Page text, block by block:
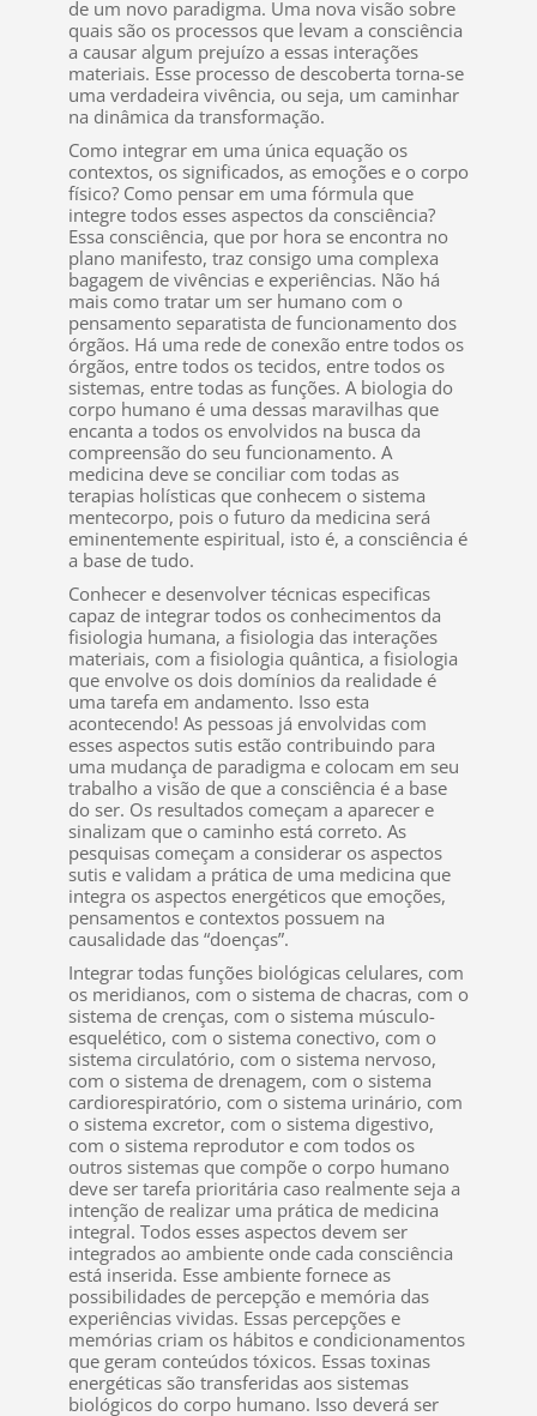
de um novo paradigma. Uma nova visão sobre
quais são os processos que levam a consciência
a causar algum prejuízo a essas interações
materiais. Esse processo de descoberta torna-se
uma verdadeira vivência, ou seja, um caminhar
na dinâmica da transformação.
Como integrar em uma única equação os
contextos, os significados, as emoções e o corpo
físico? Como pensar em uma fórmula que
integre todos esses aspectos da consciência?
Essa consciência, que por hora se encontra no
plano manifesto, traz consigo uma complexa
bagagem de vivências e experiências. Não há
mais como tratar um ser humano com o
pensamento separatista de funcionamento dos
órgãos. Há uma rede de conexão entre todos os
órgãos, entre todos os tecidos, entre todos os
sistemas, entre todas as funções. A biologia do
corpo humano é uma dessas maravilhas que
encanta a todos os envolvidos na busca da
compreensão do seu funcionamento. A
medicina deve se conciliar com todas as
terapias holísticas que conhecem o sistema
mentecorpo, pois o futuro da medicina será
eminentemente espiritual, isto é, a consciência é
a base de tudo.
Conhecer e desenvolver técnicas especificas
capaz de integrar todos os conhecimentos da
fisiologia humana, a fisiologia das interações
materiais, com a fisiologia quântica, a fisiologia
que envolve os dois domínios da realidade é
uma tarefa em andamento. Isso esta
acontecendo! As pessoas já envolvidas com
esses aspectos sutis estão contribuindo para
uma mudança de paradigma e colocam em seu
trabalho a visão de que a consciência é a base
do ser. Os resultados começam a aparecer e
sinalizam que o caminho está correto. As
pesquisas começam a considerar os aspectos
sutis e validam a prática de uma medicina que
integra os aspectos energéticos que emoções,
pensamentos e contextos possuem na
causalidade das “doenças”.
Integrar todas funções biológicas celulares, com
os meridianos, com o sistema de chacras, com o
sistema de crenças, com o sistema músculo-
esquelético, com o sistema conectivo, com o
sistema circulatório, com o sistema nervoso,
com o sistema de drenagem, com o sistema
cardiorespiratório, com o sistema urinário, com
o sistema excretor, com o sistema digestivo,
com o sistema reprodutor e com todos os
outros sistemas que compõe o corpo humano
deve ser tarefa prioritária caso realmente seja a
intenção de realizar uma prática de medicina
integral. Todos esses aspectos devem ser
integrados ao ambiente onde cada consciência
está inserida. Esse ambiente fornece as
possibilidades de percepção e memória das
experiências vividas. Essas percepções e
memórias criam os hábitos e condicionamentos
que geram conteúdos tóxicos. Essas toxinas
energéticas são transferidas aos sistemas
biológicos do corpo humano. Isso deverá ser